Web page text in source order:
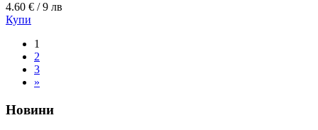
4.60 € / 9 лв
Купи
1
2
3
»
Новини